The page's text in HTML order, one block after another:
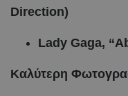
Direction)
Lady Gaga,
Καλύτερη